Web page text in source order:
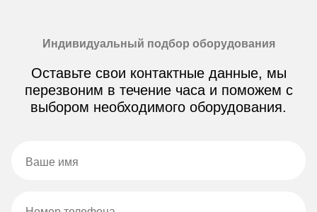
Индивидуальный подбор оборудования
Оставьте свои контактные данные, мы
перезвоним в течение часа и поможем с
выбором необходимого оборудования.